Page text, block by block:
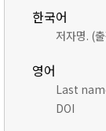
한국어
저자명. (
영어
Last
DOI